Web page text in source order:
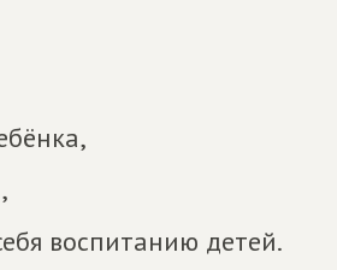
воспитанию детей.